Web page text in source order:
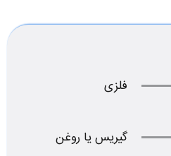
فلزی
گیریس یا روغن